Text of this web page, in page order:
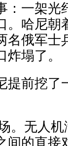
：一架光
。哈尼朝
名俄军士
塌了。
提前挖了
。无人
间的直接